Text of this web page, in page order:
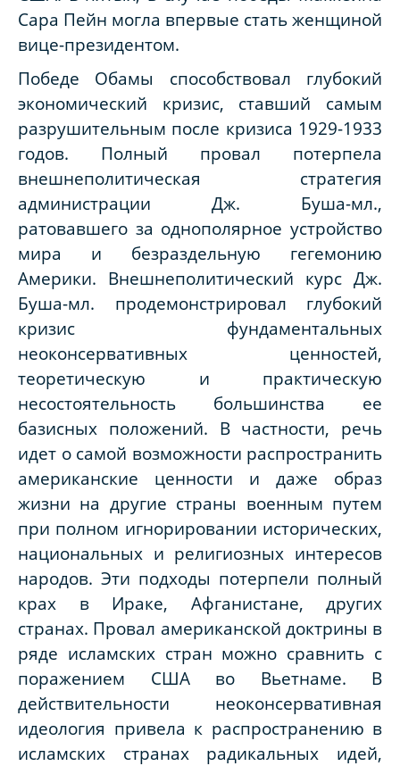
Сара Пейн могла впервые стать женщиной
вице-президентом.
Победе Обамы способствовал глубокий
экономический кризис, ставший самым
разрушительным после кризиса 1929-1933
годов. Полный провал потерпела
внешнеполитическая стратегия
администрации Дж. Буша-мл.,
ратовавшего за однополярное устройство
мира и безраздельную гегемонию
Америки. Внешнеполитический курс Дж.
Буша-мл. продемонстрировал глубокий
кризис фундаментальных
неоконсервативных ценностей,
теоретическую и практическую
несостоятельность большинства ее
базисных положений. В частности, речь
идет о самой возможности распространить
американские ценности и даже образ
жизни на другие страны военным путем
при полном игнорировании исторических,
национальных и религиозных интересов
народов. Эти подходы потерпели полный
крах в Ираке, Афганистане, других
странах. Провал американской доктрины в
ряде исламских стран можно сравнить с
поражением США во Вьетнаме. В
действительности неоконсервативная
идеология привела к распространению в
исламских странах радикальных идей,